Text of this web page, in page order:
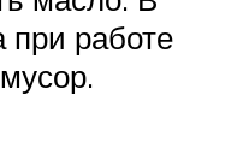
при работе